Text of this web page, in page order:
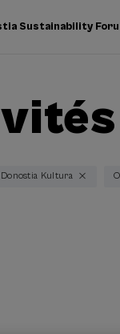
Sustainability
Kultura